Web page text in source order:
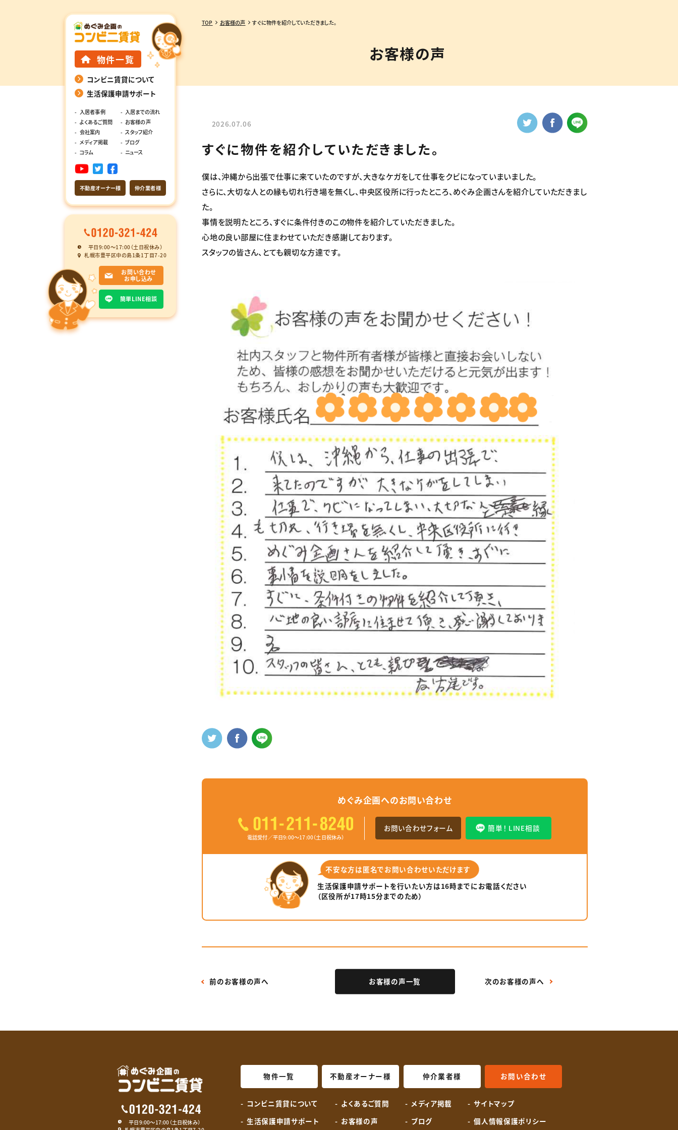
物件一覧
コンビニ賃貸について
生活保護申請サポート
入居者事例
入居までの流れ
よくあるご質問
お客様の声
会社案内
スタッフ紹介
メディア掲載
ブログ
コラム
ニュース
不動産オーナー様 仲介業者様
平日9:00〜17:00（土日祝休み）
札幌市豊平区中の島1条1丁目7-20
お問い合わせ
お申し込み
簡単LINE相談
TOP お客様の声 すぐに物件を紹介していただきました。
お客様の声
2026.07.06
すぐに物件を紹介していただきました。
僕は、沖縄から出張で仕事に来ていたのですが、大きなケガをして仕事をクビになっていまいました。
さらに、大切な人との縁も切れ行き場を無くし、中央区役所に行ったところ、めぐみ企画さんを紹介していただきまし
た。
事情を説明たところ、すぐに条件付きのこの物件を紹介していただきました。
心地の良い部屋に住まわせていただき感謝しております。
スタッフの皆さん、とても親切な方達です。
めぐみ企画へのお問い合わせ
電話受付／平日9:00～17:00（土日祝休み）
お問い合わせフォーム 簡単！ LINE相談
不安な⽅は匿名でお問い合わせいただけます
⽣活保護申請サポートを⾏いたい⽅は16時までにお電話ください
（区役所が17時15分までのため）
前のお客様の声へ お客様の声一覧 次のお客様の声へ
平日9:00〜17:00（土日祝休み）
物件一覧 不動産オーナー様 仲介業者様 お問い合わせ
コンビニ賃貸について
生活保護申請サポート
よくあるご質問
お客様の声
メディア掲載
ブログ
サイトマップ
個人情報保護ポリシー